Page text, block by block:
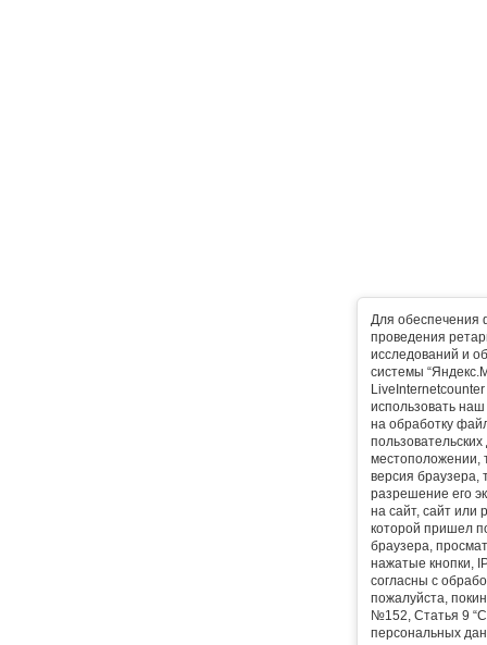
Для обеспечения
проведения
исследований и
системы
использовать
на обработку
местоположении,
версия браузера,
разрешение его
на сайт, сайт или
которой пришел
браузера,
нажатые кнопки,
согласны с
пожалуйста,
№152, Статья 9
персональных